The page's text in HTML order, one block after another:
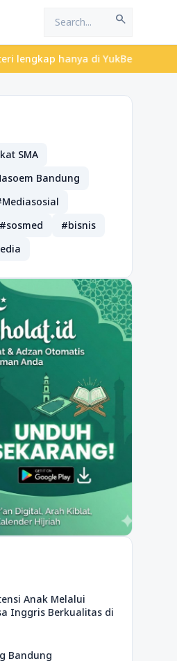
search
di YukBelajar.com. Mulai
SMA
Bandung
#sosmed
#bisnis
Anak Melalui
Inggris Berkualitas di
Bandung